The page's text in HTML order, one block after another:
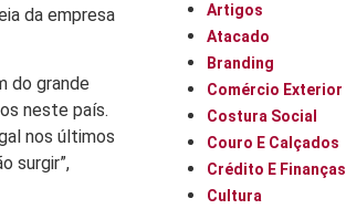
da empresa
do grande
neste país.
nos últimos
surgir”,
Artigos
Atacado
Branding
Comércio Exterior
Costura Social
Couro E Calçados
Crédito E Finanças
Cultura